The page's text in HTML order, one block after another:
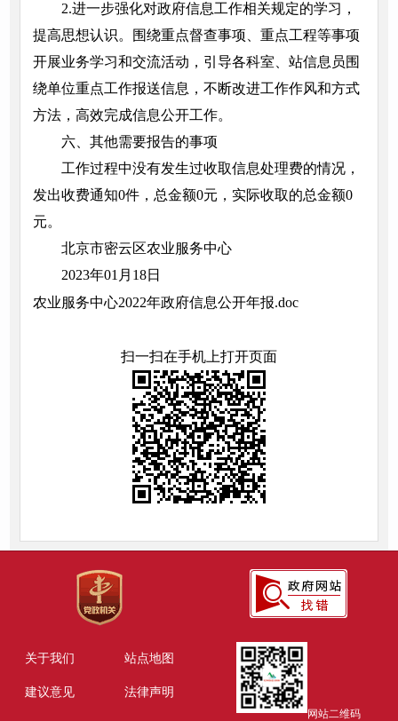
2.进一步强化对政府信息工作相关规定的学习，
提高思想认识。围绕重点督查事项、重点工程等事项
开展业务学习和交流活动，引导各科室、站信息员围
绕单位重点工作报送信息，不断改进工作作风和方式
方法，高效完成信息公开工作。
六、其他需要报告的事项
工作过程中没有发生过收取信息处理费的情况，
发出收费通知0件，总金额0元，实际收取的总金额0
元。
北京市密云区农业服务中心
2023年01月18日
农业服务中心2022年政府信息公开年报.doc
扫一扫在手机上打开页面
关于我们 站点地图
建议意见 法律声明
网站二维码